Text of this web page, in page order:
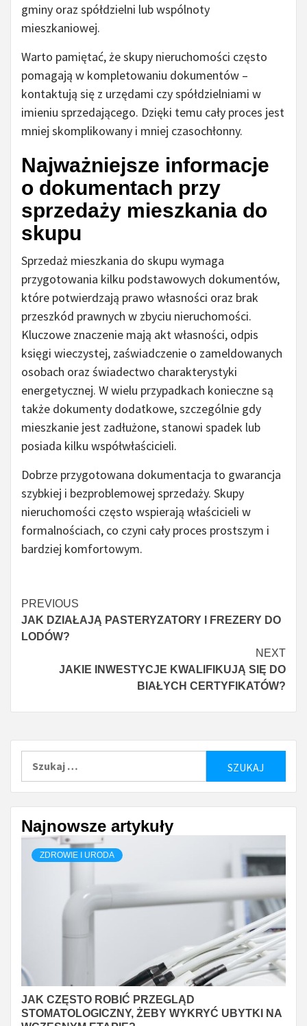
gminy oraz spółdzielni lub wspólnoty
mieszkaniowej.
Warto pamiętać, że skupy nieruchomości często
pomagają w kompletowaniu dokumentów –
kontaktują się z urzędami czy spółdzielniami w
imieniu sprzedającego. Dzięki temu cały proces jest
mniej skomplikowany i mniej czasochłonny.
Najważniejsze informacje
o dokumentach przy
sprzedaży mieszkania do
skupu
Sprzedaż mieszkania do skupu wymaga
przygotowania kilku podstawowych dokumentów,
które potwierdzają prawo własności oraz brak
przeszkód prawnych w zbyciu nieruchomości.
Kluczowe znaczenie mają akt własności, odpis
księgi wieczystej, zaświadczenie o zameldowanych
osobach oraz świadectwo charakterystyki
energetycznej. W wielu przypadkach konieczne są
także dokumenty dodatkowe, szczególnie gdy
mieszkanie jest zadłużone, stanowi spadek lub
posiada kilku współwłaścicieli.
Dobrze przygotowana dokumentacja to gwarancja
szybkiej i bezproblemowej sprzedaży. Skupy
nieruchomości często wspierają właścicieli w
formalnościach, co czyni cały proces prostszym i
bardziej komfortowym.
Continue
Reading
PREVIOUS
JAK DZIAŁAJĄ PASTERYZATORY I FREZERY DO
LODÓW?
NEXT
JAKIE INWESTYCJE KWALIFIKUJĄ SIĘ DO
BIAŁYCH CERTYFIKATÓW?
Najnowsze artykuły
ZDROWIE I URODA
JAK CZĘSTO ROBIĆ PRZEGLĄD
STOMATOLOGICZNY, ŻEBY WYKRYĆ UBYTKI NA